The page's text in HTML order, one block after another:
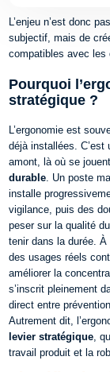
L’enjeu n’est donc
subjectif, mais de
compatibles avec les
Pourquoi
stratégique ?
L’ergonomie est
déjà installées.
amont, là où se
durable Un poste
installe
vigilance, puis des
peser sur la qualité
tenir dans la durée.
des usages réels
améliorer la
s’inscrit pleinement
direct entre
Autrement dit,
levier stratégique ,
travail produit et la